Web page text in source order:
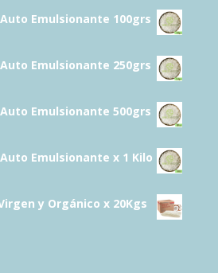
Auto Emulsionante 100grs
Auto Emulsionante 250grs
Auto Emulsionante 500grs
Auto Emulsionante x 1 Kilo
y Orgánico x 20Kgs